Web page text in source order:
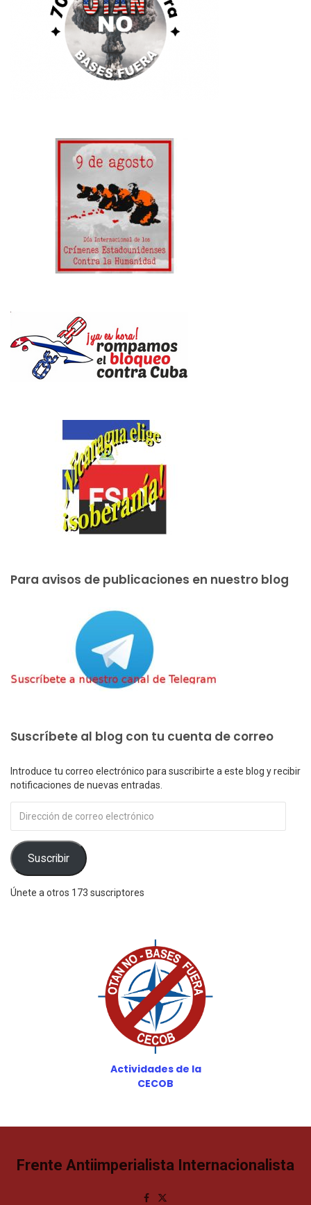
Para avisos de publicaciones en nuestro blog
Suscríbete al blog con tu cuenta de correo
Introduce tu correo electrónico para suscribirte a este blog y recibir
notificaciones de nuevas entradas.
de
electrónico
Suscribir
Únete a otros 173 suscriptores
Actividades de la
CECOB
Frente Antiimperialista Internacionalista